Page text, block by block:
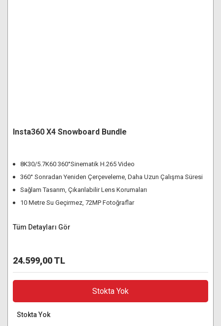
Insta360 X4 Snowboard Bundle
8K30/5.7K60 360°Sinematik H.265 Video
360° Sonradan Yeniden Çerçeveleme, Daha Uzun Çalışma Süresi
Sağlam Tasarım, Çıkarılabilir Lens Korumaları
10 Metre Su Geçirmez, 72MP Fotoğraflar
Tüm Detayları Gör
24.599,00 TL
Stokta Yok
Stokta Yok